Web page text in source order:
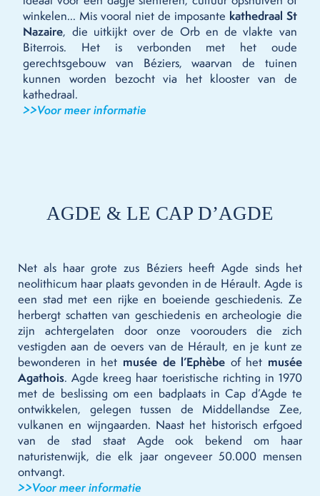
winkelen... Mis vooral niet de imposante kathedraal St
Nazaire, die uitkijkt over de Orb en de vlakte van
Biterrois. Het is verbonden met het oude
gerechtsgebouw van Béziers, waarvan de tuinen
kunnen worden bezocht via het klooster van de
kathedraal.
>>Voor meer informatie
AGDE & LE CAP D’AGDE
Net als haar grote zus Béziers heeft Agde sinds het
neolithicum haar plaats gevonden in de Hérault. Agde is
een stad met een rijke en boeiende geschiedenis. Ze
herbergt schatten van geschiedenis en archeologie die
zijn achtergelaten door onze voorouders die zich
vestigden aan de oevers van de Hérault, en je kunt ze
bewonderen in het musée de l’Ephèbe of het musée
Agathois. Agde kreeg haar toeristische richting in 1970
met de beslissing om een badplaats in Cap d’Agde te
ontwikkelen, gelegen tussen de Middellandse Zee,
vulkanen en wijngaarden. Naast het historisch erfgoed
van de stad staat Agde ook bekend om haar
naturistenwijk, die elk jaar ongeveer 50.000 mensen
ontvangt.
>>Voor meer informatie